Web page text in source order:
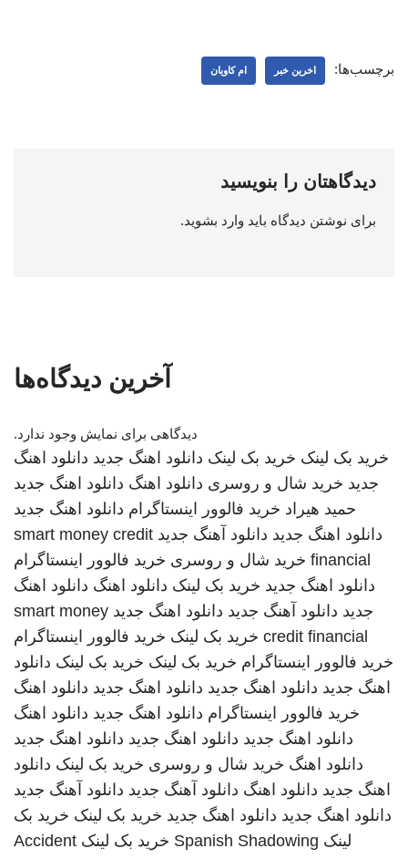
برچسب‌ها: اخرین خبر ام کاویان
دیدگاهتان را بنویسید
برای نوشتن دیدگاه باید وارد بشوید.
آخرین دیدگاه‌ها
دیدگاهی برای نمایش وجود ندارد.
خرید بک لینک خرید بک لینک دانلود اهنگ جدید دانلود اهنگ
جدید خرید شال و روسری دانلود اهنگ دانلود اهنگ جدید
حمید هیراد خرید فالوور اینستاگرام دانلود اهنگ جدید
دانلود اهنگ جدید دانلود آهنگ جدید smart money credit
financial خرید شال و روسری خرید فالوور اینستاگرام
دانلود اهنگ جدید خرید بک لینک دانلود اهنگ دانلود اهنگ
جدید دانلود آهنگ جدید دانلود اهنگ جدید smart money
credit financial خرید بک لینک خرید فالوور اینستاگرام
خرید فالوور اینستاگرام خرید بک لینک خرید بک لینک دانلود
اهنگ جدید دانلود اهنگ جدید دانلود اهنگ جدید دانلود اهنگ
خرید فالوور اینستاگرام دانلود اهنگ جدید دانلود اهنگ
دانلود اهنگ جدید دانلود اهنگ جدید دانلود اهنگ جدید
دانلود اهنگ خرید شال و روسری خرید بک لینک دانلود
اهنگ جدید دانلود اهنگ دانلود آهنگ جدید دانلود آهنگ جدید
دانلود اهنگ جدید دانلود اهنگ جدید خرید بک لینک خرید بک
لینک Spanish Shadowing خرید بک لینک Accident